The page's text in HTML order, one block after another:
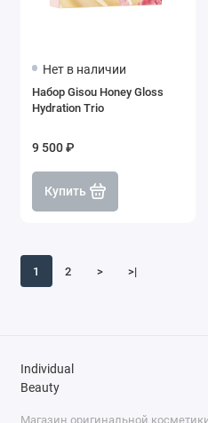
Нет в наличии
Набор Gisou Honey Gloss
Hydration Trio
9 500 ₽
Купить
1 2 > >|
Individual
Beauty
Магазин оригинальной